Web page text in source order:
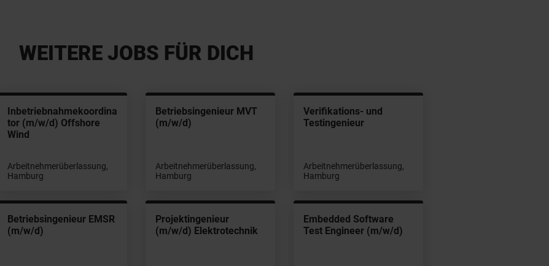
WEITERE JOBS FÜR DICH
Inbetriebnahmekoordina
tor (m/w/d) Offshore
Wind
Arbeitnehmerüberlassung,
Hamburg
Betriebsingenieur EMSR
(m/w/d)
Betriebsingenieur MVT
(m/w/d)
Arbeitnehmerüberlassung,
Hamburg
Projektingenieur
(m/w/d) Elektrotechnik
Verifikations- und
Testingenieur
Arbeitnehmerüberlassung,
Hamburg
Embedded Software
Test Engineer (m/w/d)